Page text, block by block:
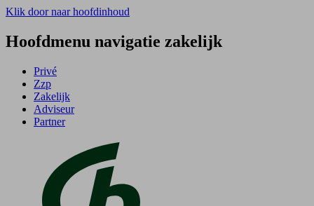
Klik door naar hoofdinhoud
Hoofdmenu navigatie zakelijk
Privé
Zzp
Zakelijk
Adviseur
Partner